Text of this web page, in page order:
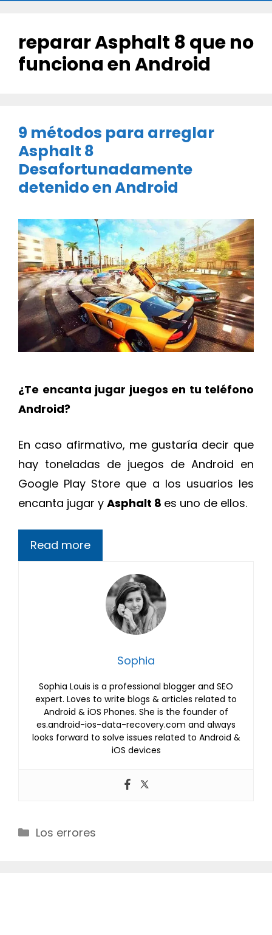
reparar Asphalt 8 que no
funciona en Android
9 métodos para arreglar
Asphalt 8
Desafortunadamente
detenido en Android
¿Te encanta jugar juegos en tu teléfono
Android?
En caso afirmativo, me gustaría decir que
hay toneladas de juegos de Android en
Google Play Store que a los usuarios les
encanta jugar y Asphalt 8 es uno de ellos.
Read more
Sophia
Sophia Louis is a professional blogger and SEO
expert. Loves to write blogs & articles related to
Android & iOS Phones. She is the founder of
es.android-ios-data-recovery.com and always
looks forward to solve issues related to Android &
iOS devices
Categories
Los errores